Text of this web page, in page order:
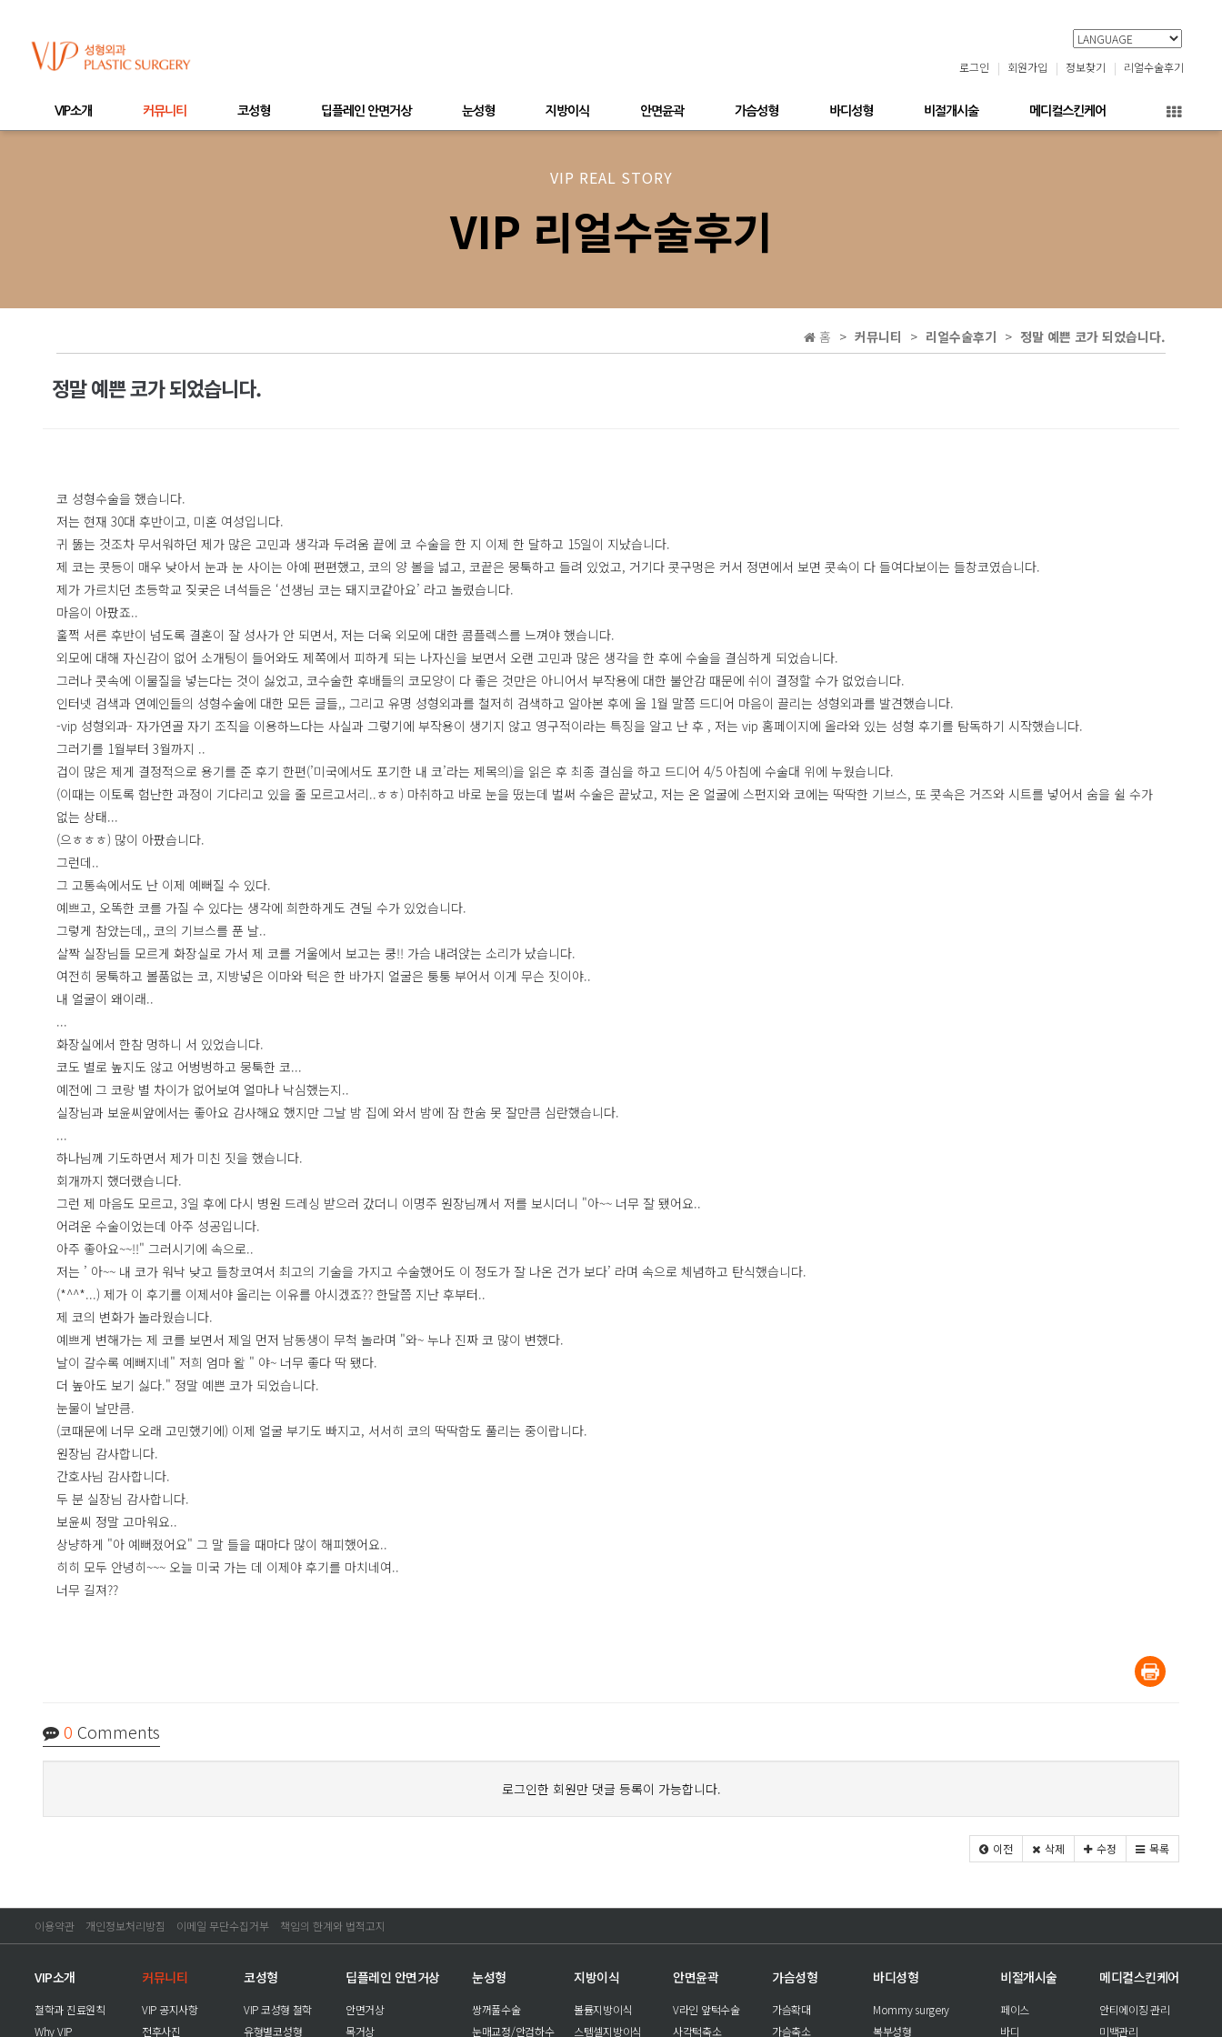
로그인 회원가입 정보찾기 리얼수술후기
VIP소개 커뮤니티 코성형 딥플레인 안면거상 눈성형 지방이식 안면윤곽 가슴성형 바디성형 비절개시술 메디컬스킨케어
VIP REAL STORY
VIP 리얼수술후기
홈 커뮤니티 리얼수술후기 정말 예쁜 코가 되었습니다.
정말 예쁜 코가 되었습니다.
코 성형수술을 했습니다.
저는 현재 30대 후반이고, 미혼 여성입니다.
귀 뚫는 것조차 무서워하던 제가 많은 고민과 생각과 두려움 끝에 코 수술을 한 지 이제 한 달하고 15일이 지났습니다.
제 코는 콧등이 매우 낮아서 눈과 눈 사이는 아예 편편했고, 코의 양 볼을 넓고, 코끝은 뭉툭하고 들려 있었고, 거기다 콧구멍은 커서 정면에서 보면 콧속이 다 들여다보이는 들창코였습니다.
제가 가르치던 초등학교 짖궂은 녀석들은 ‘선생님 코는 돼지코같아요’ 라고 놀렸습니다.
마음이 아팠죠..
훌쩍 서른 후반이 넘도록 결혼이 잘 성사가 안 되면서, 저는 더욱 외모에 대한 콤플렉스를 느껴야 했습니다.
외모에 대해 자신감이 없어 소개팅이 들어와도 제쪽에서 피하게 되는 나자신을 보면서 오랜 고민과 많은 생각을 한 후에 수술을 결심하게 되었습니다.
그러나 콧속에 이물질을 넣는다는 것이 싫었고, 코수술한 후배들의 코모양이 다 좋은 것만은 아니어서 부작용에 대한 불안감 때문에 쉬이 결정할 수가 없었습니다.
인터넷 검색과 연예인들의 성형수술에 대한 모든 글들,, 그리고 유명 성형외과를 철저히 검색하고 알아본 후에 올 1월 말쯤 드디어 마음이 끌리는 성형외과를 발견했습니다.
-vip 성형외과- 자가연골 자기 조직을 이용하느다는 사실과 그렇기에 부작용이 생기지 않고 영구적이라는 특징을 알고 난 후 , 저는 vip 홈페이지에 올라와 있는 성형 후기를 탐독하기 시작했습니다.
그러기를 1월부터 3월까지 ..
겁이 많은 제게 결정적으로 용기를 준 후기 한편(’미국에서도 포기한 내 코’라는 제목의)을 읽은 후 최종 결심을 하고 드디어 4/5 아침에 수술대 위에 누웠습니다.
(이때는 이토록 험난한 과정이 기다리고 있을 줄 모르고서리..ㅎㅎ) 마취하고 바로 눈을 떴는데 벌써 수술은 끝났고, 저는 온 얼굴에 스펀지와 코에는 딱딱한 기브스, 또 콧속은 거즈와 시트를 넣어서 숨을 쉴 수가
없는 상태...
(으ㅎㅎㅎ) 많이 아팠습니다.
그런데..
그 고통속에서도 난 이제 예뻐질 수 있다.
예쁘고, 오똑한 코를 가질 수 있다는 생각에 희한하게도 견딜 수가 있었습니다.
그렇게 참았는데,, 코의 기브스를 푼 날..
살짝 실장님들 모르게 화장실로 가서 제 코를 거울에서 보고는 쿵!! 가슴 내려앉는 소리가 났습니다.
여전히 뭉툭하고 볼품없는 코, 지방넣은 이마와 턱은 한 바가지 얼굴은 퉁퉁 부어서 이게 무슨 짓이야..
내 얼굴이 왜이래..
...
화장실에서 한참 멍하니 서 있었습니다.
코도 별로 높지도 않고 어벙벙하고 뭉툭한 코...
예전에 그 코랑 별 차이가 없어보여 얼마나 낙심했는지..
실장님과 보윤씨앞에서는 좋아요 감사해요 했지만 그날 밤 집에 와서 밤에 잠 한숨 못 잘만큼 심란했습니다.
...
하나님께 기도하면서 제가 미친 짓을 했습니다.
회개까지 했더랬습니다.
그런 제 마음도 모르고, 3일 후에 다시 병원 드레싱 받으러 갔더니 이명주 원장님께서 저를 보시더니 "아~~ 너무 잘 됐어요..
어려운 수술이었는데 아주 성공입니다.
아주 좋아요~~!!" 그러시기에 속으로..
저는 ’ 아~~ 내 코가 워낙 낮고 들창코여서 최고의 기술을 가지고 수술했어도 이 정도가 잘 나온 건가 보다’ 라며 속으로 체념하고 탄식했습니다.
(*^^*...) 제가 이 후기를 이제서야 올리는 이유를 아시겠죠?? 한달쯤 지난 후부터..
제 코의 변화가 놀라웠습니다.
예쁘게 변해가는 제 코를 보면서 제일 먼저 남동생이 무척 놀라며 "와~ 누나 진짜 코 많이 변했다.
날이 갈수록 예뻐지네" 저희 엄마 왈 " 야~ 너무 좋다 딱 됐다.
더 높아도 보기 싫다." 정말 예쁜 코가 되었습니다.
눈물이 날만큼.
(코때문에 너무 오래 고민했기에) 이제 얼굴 부기도 빠지고, 서서히 코의 딱딱함도 풀리는 중이랍니다.
원장님 감사합니다.
간호사님 감사합니다.
두 분 실장님 감사합니다.
보윤씨 정말 고마워요..
상냥하게 "아 예뻐졌어요" 그 말 들을 때마다 많이 해피했어요..
히히 모두 안녕히~~~ 오늘 미국 가는 데 이제야 후기를 마치네여..
너무 길져??
0 Comments
로그인한 회원만 댓글 등록이 가능합니다.
이전 삭제 수정 목록
이용약관 개인정보처리방침 이메일 무단수집거부 책임의 한계와 법적고지
VIP소개
철학과 진료원칙
Why VIP
커뮤니티
VIP 공지사항
전후사진
코성형
VIP 코성형 철학
유형별코성형
딥플레인 안면거상
안면거상
목거상
눈성형
쌍꺼풀수술
눈매교정/안검하수
지방이식
볼륨지방이식
스템셀지방이식
안면윤곽
V라인 앞턱수술
사각턱축소
가슴성형
가슴확대
가슴축소
바디성형
Mommy surgery
복부성형
비절개시술
페이스
바디
메디컬스킨케어
안티에이징 관리
미백관리